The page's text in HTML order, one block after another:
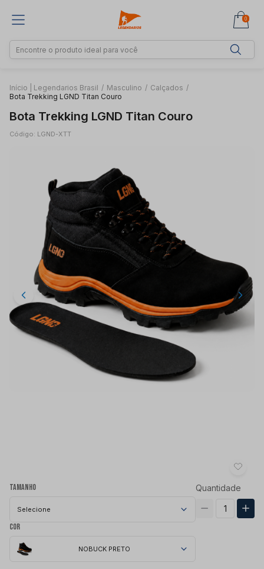
0
Início | Legendarios Brasil / Masculino / Calçados /
Bota Trekking LGND Titan Couro
Bota Trekking LGND Titan Couro
Código: LGND-XTT
Tamanho
Selecione
Cor
NOBUCK PRETO
Quantidade